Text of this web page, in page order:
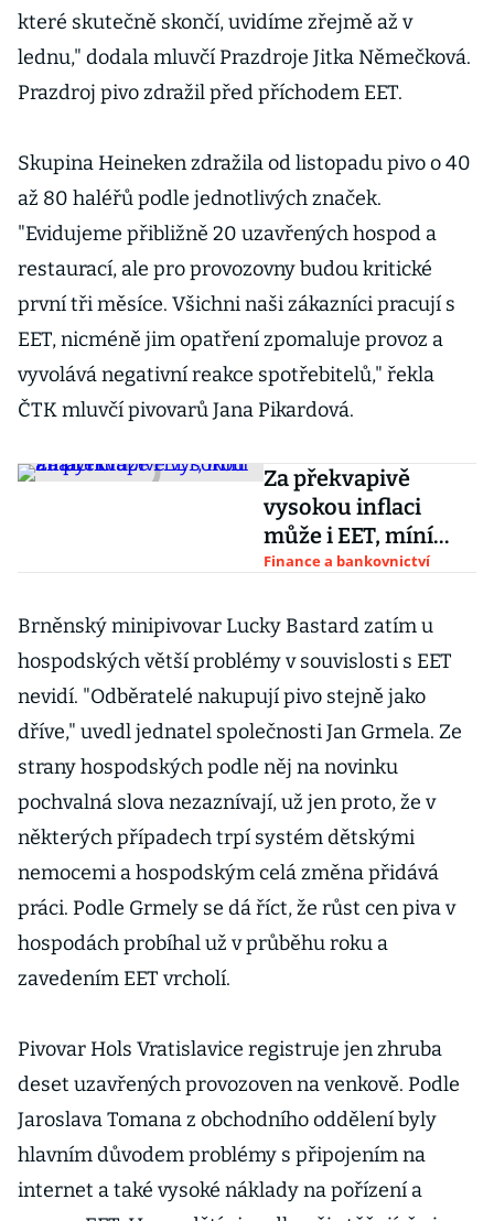
které skutečně skončí, uvidíme zřejmě až v
lednu," dodala mluvčí Prazdroje Jitka Němečková.
Prazdroj pivo zdražil před příchodem EET.
Skupina Heineken zdražila od listopadu pivo o 40
až 80 haléřů podle jednotlivých značek.
"Evidujeme přibližně 20 uzavřených hospod a
restaurací, ale pro provozovny budou kritické
první tři měsíce. Všichni naši zákazníci pracují s
EET, nicméně jim opatření zpomaluje provoz a
vyvolává negativní reakce spotřebitelů," řekla
ČTK mluvčí pivovarů Jana Pikardová.
Za překvapivě
vysokou inflaci
může i EET, míní
analytici
Finance a bankovnictví
Brněnský minipivovar Lucky Bastard zatím u
hospodských větší problémy v souvislosti s EET
nevidí. "Odběratelé nakupují pivo stejně jako
dříve," uvedl jednatel společnosti Jan Grmela. Ze
strany hospodských podle něj na novinku
pochvalná slova nezaznívají, už jen proto, že v
některých případech trpí systém dětskými
nemocemi a hospodským celá změna přidává
práci. Podle Grmely se dá říct, že růst cen piva v
hospodách probíhal už v průběhu roku a
zavedením EET vrcholí.
Pivovar Hols Vratislavice registruje jen zhruba
deset uzavřených provozoven na venkově. Podle
Jaroslava Tomana z obchodního oddělení byly
hlavním důvodem problémy s připojením na
internet a také vysoké náklady na pořízení a